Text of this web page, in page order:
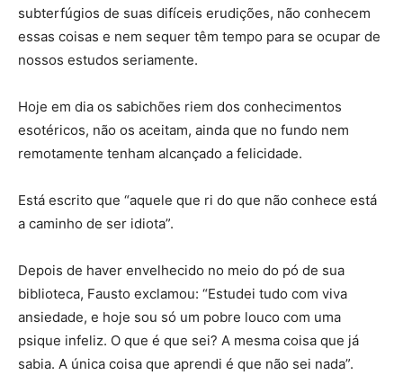
subterfúgios de suas difíceis erudições, não conhecem
essas coisas e nem sequer têm tempo para se ocupar de
nossos estudos seriamente.
Hoje em dia os sabichões riem dos conhecimentos
esotéricos, não os aceitam, ainda que no fundo nem
remotamente tenham alcançado a felicidade.
Está escrito que “aquele que ri do que não conhece está
a caminho de ser idiota”.
Depois de haver envelhecido no meio do pó de sua
biblioteca, Fausto exclamou: “Estudei tudo com viva
ansiedade, e hoje sou só um pobre louco com uma
psique infeliz. O que é que sei? A mesma coisa que já
sabia. A única coisa que aprendi é que não sei nada”.